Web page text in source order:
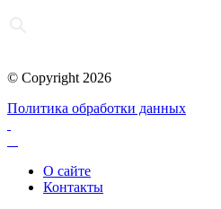
© Copyright 2026
Политика обработки данных
О сайте
Контакты